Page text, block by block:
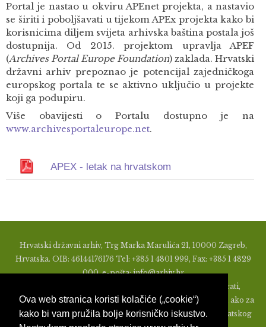
Ova web stranica koristi kolačiće („cookie“)
kako bi vam pružila bolje korisničko iskustvo.
Portal je nastao u okviru APEnet projekta, a nastavio
se širiti i poboljšavati u tijekom APEx projekta kako bi
korisnicima diljem svijeta arhivska baština postala još
dostupnija. Od 2015. projektom upravlja APEF
(Archives Portal Europe Foundation) zaklada. Hrvatski
državni arhiv prepoznao je potencijal zajedničkoga
europskog portala te se aktivno uključio u projekte
koji ga podupiru.
Više obavijesti o Portalu dostupno je na
www.archivesportaleurope.net.
APEX - letak na hrvatskom
Hrvatski državni arhiv, Trg Marka Marulića 21, 10000 Zagreb,
Hrvatska. OIB: 46144176176 Tel: +385 1 4801 999, Fax: +385 1 4829
000, e-pošta: info@arhiv.hr
Zabranjeno je u bilo kojem obliku objavljivati, distribuirati,
mijenjati ili na ikoji način koristiti materijale s ovih stranica, ako za
to nije prethodno izdato pismeno odobrenje od strane Hrvatskog